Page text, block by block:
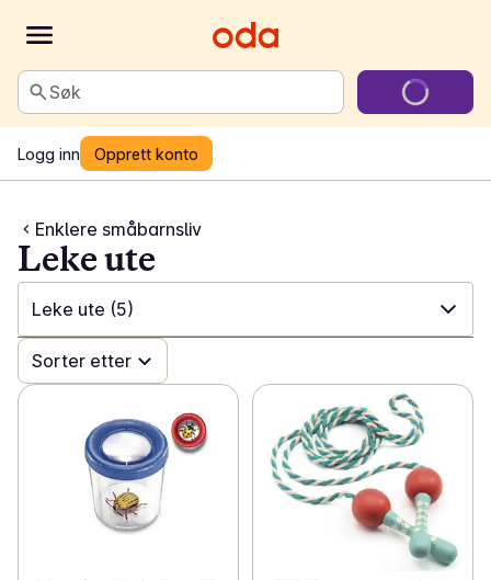
Søk
Logg inn Opprett konto
Enklere småbarnsliv
Leke ute
Leke ute (5)
✓ Alle (275)
GroGro-favoritter (9)
Spar på Libero
Sorter etter